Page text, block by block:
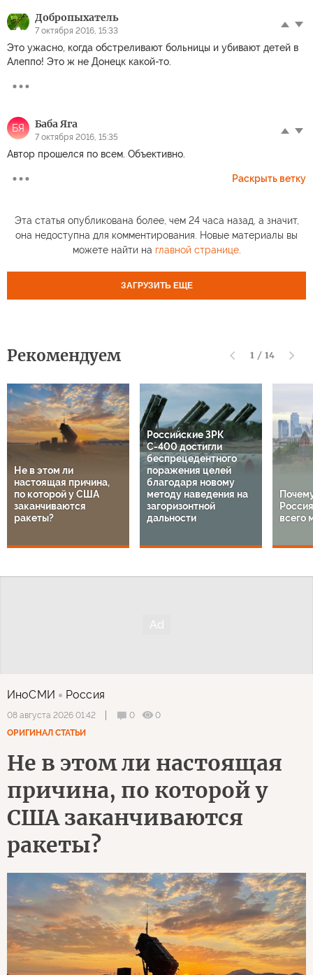
Добропыхатель
7 октября 2016, 15:33
Это ужасно, когда обстреливают больницы и убивают детей в
Алеппо! Это ж не Донецк какой-то.
БЯ Баба Яга
7 октября 2016, 15:35
Автор прошелся по всем. Объективно.
Раскрыть ветку
Эта статья опубликована более, чем 24 часа назад, а значит,
она недоступна для комментирования. Новые материалы вы
можете найти на главной странице.
ЗАГРУЗИТЬ ЕЩЕ
Рекомендуем 1 / 14
Не в этом ли
настоящая причина,
по которой у США
заканчиваются
ракеты?
Российские ЗРК
С-400 достигли
беспрецедентного
поражения целей
благодаря новому
методу наведения на
загоризонтной
дальности
всего
ИноСМИ Россия
08 августа 2026 01:42 0
0
ОРИГИНАЛ СТАТЬИ
Не в этом ли настоящая
причина, по которой у
США заканчиваются
ракеты?